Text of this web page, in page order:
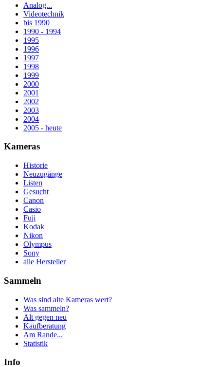
Analog...
Videotechnik
bis 1990
1990 - 1994
1995
1996
1997
1998
1999
2000
2001
2002
2003
2004
2005 - heute
Kameras
Historie
Neuzugänge
Listen
Gesucht
Canon
Casio
Fuji
Kodak
Nikon
Olympus
Sony
alle Hersteller
Sammeln
Was sind alte Kameras wert?
Was sammeln?
Alt gegen neu
Kaufberatung
Am Rande...
Statistik
Info